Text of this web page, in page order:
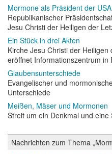
Mormone als Präsident der
Republikanischer
Jesu Christi der Heiligen der
Ein Stück in drei Akten
Kirche Jesu Christi der
eröffnet Informationszentrum in
Glaubensunterschiede
Evangelischer und
Unterschiede
Meißen, Mäser und Mormonen
Streit um ein Denkmal und
Nachrichten zum Thema